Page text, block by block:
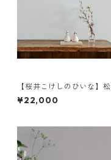
【桜井こけしのひいな】松
花
¥22,000